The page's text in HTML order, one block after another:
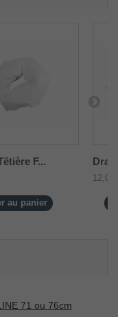
F...
au panier
12,00
71 ou 76cm